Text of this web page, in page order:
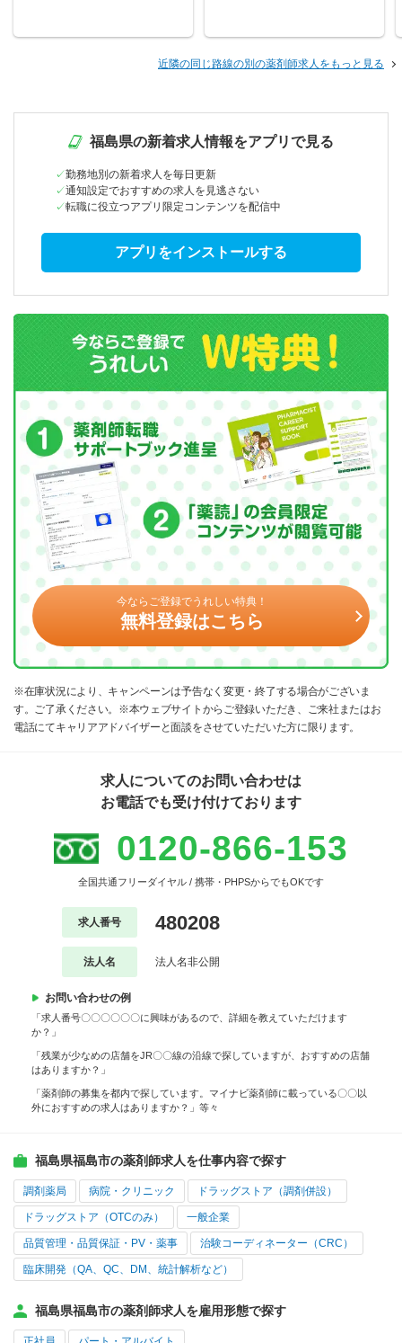
近隣の同じ路線の別の薬剤師求人をもっと見る
福島県の新着求人情報をアプリで見る
勤務地別の新着求人を毎日更新
通知設定でおすすめの求人を見逃さない
転職に役立つアプリ限定コンテンツを配信中
アプリをインストールする
今ならご登録でうれしい特典！
無料登録はこちら
※在庫状況により、キャンペーンは予告なく変更・終了する場合がございま
す。ご了承ください。※本ウェブサイトからご登録いただき、ご来社またはお
電話にてキャリアアドバイザーと面談をさせていただいた方に限ります。
求人についてのお問い合わせは
お電話でも受け付けております
0120-866-153
全国共通フリーダイヤル / 携帯・PHPSからでもOKです
求人番号 480208
法人名 法人名非公開
お問い合わせの例
「求人番号〇〇〇〇〇〇に興味があるので、詳細を教えていただけます
か？」
「残業が少なめの店舗をJR〇〇線の沿線で探していますが、おすすめの店舗
はありますか？」
「薬剤師の募集を都内で探しています。マイナビ薬剤師に載っている〇〇以
外におすすめの求人はありますか？」等々
福島県福島市の薬剤師求人を仕事内容で探す
調剤薬局 病院・クリニック ドラッグストア（調剤併設）
ドラッグストア（OTCのみ） 一般企業
品質管理・品質保証・PV・薬事 治験コーディネーター（CRC）
臨床開発（QA、QC、DM、統計解析など）
福島県福島市の薬剤師求人を雇用形態で探す